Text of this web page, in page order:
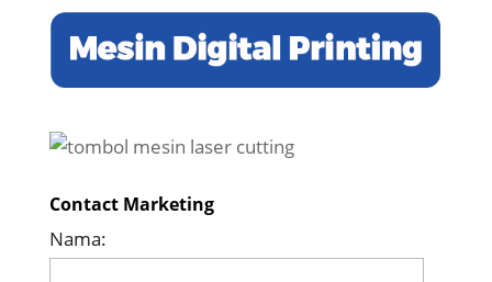
Contact Marketing
Nama: